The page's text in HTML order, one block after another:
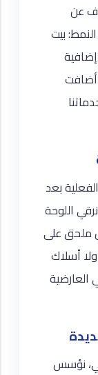
عن
بيت
أضافت
بعد
اللوحة
ملحق على
أسلاك
نؤسس